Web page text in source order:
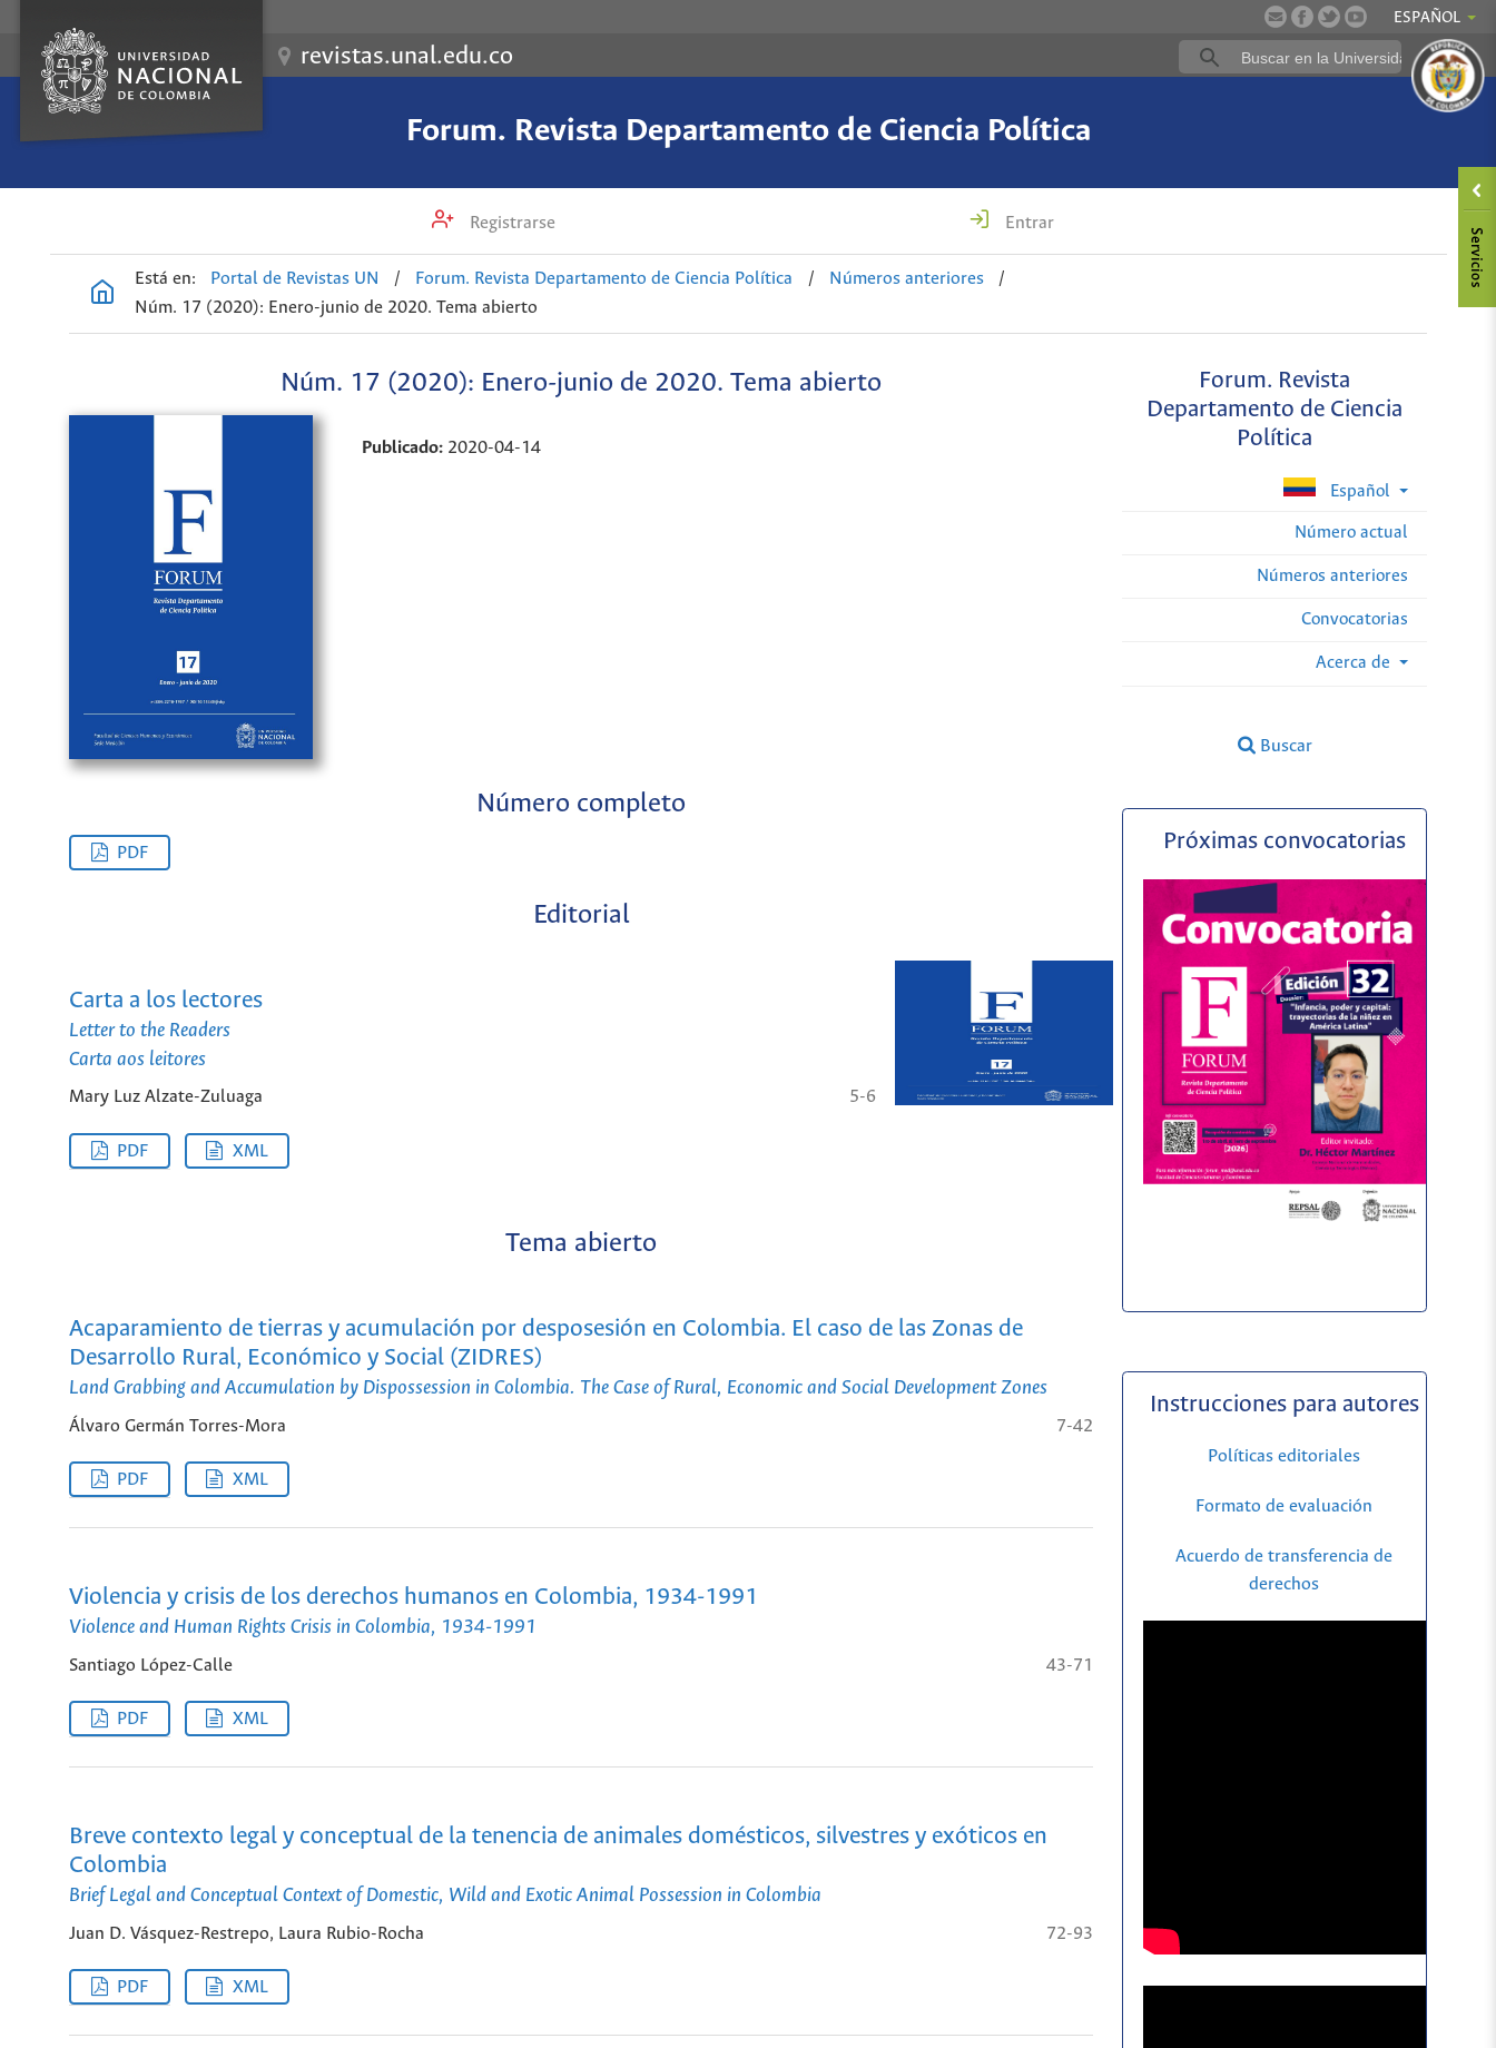
ESPAÑOL
revistas.unal.edu.co
Forum. Revista Departamento de Ciencia Política
Registrarse Entrar
Está en: Portal de Revistas UN / Forum. Revista Departamento de Ciencia Política / Números anteriores
/
Núm. 17 (2020): Enero-junio de 2020. Tema abierto
Forum. Revista
Departamento de Ciencia
Política
Español
Número actual
Números anteriores
Convocatorias
Acerca de
Buscar
Núm. 17 (2020): Enero-junio de 2020. Tema abierto
Publicado: 2020-04-14
Número completo
PDF
Editorial
Carta a los lectores
Letter to the Readers
Carta aos leitores
Mary Luz Alzate-Zuluaga 5-6
PDF XML
Tema abierto
Acaparamiento de tierras y acumulación por desposesión en Colombia. El caso de las Zonas de
Desarrollo Rural, Económico y Social (ZIDRES)
Land Grabbing and Accumulation by Dispossession in Colombia. The Case of Rural, Economic and Social Development Zones
Álvaro Germán Torres-Mora 7-42
PDF XML
Violencia y crisis de los derechos humanos en Colombia, 1934-1991
Violence and Human Rights Crisis in Colombia, 1934-1991
Santiago López-Calle 43-71
PDF XML
Breve contexto legal y conceptual de la tenencia de animales domésticos, silvestres y exóticos en
Colombia
Brief Legal and Conceptual Context of Domestic, Wild and Exotic Animal Possession in Colombia
Juan D. Vásquez-Restrepo, Laura Rubio-Rocha 72-93
PDF XML
Próximas convocatorias
Instrucciones para autores
Políticas editoriales
Formato de evaluación
Acuerdo de transferencia de
derechos